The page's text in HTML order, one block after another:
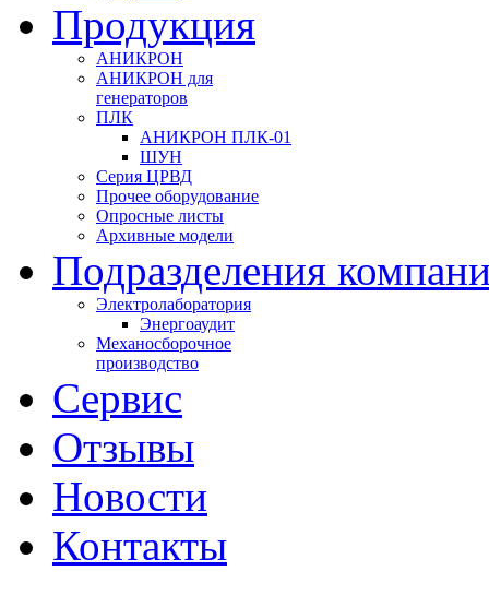
Продукция
АНИКРОН
АНИКРОН для
генераторов
ПЛК
АНИКРОН ПЛК-01
ШУН
Серия ЦРВД
Прочее оборудование
Опросные листы
Архивные модели
Подразделения
Электролаборатория
Энергоаудит
Механосборочное
производство
Сервис
Отзывы
Новости
Контакты